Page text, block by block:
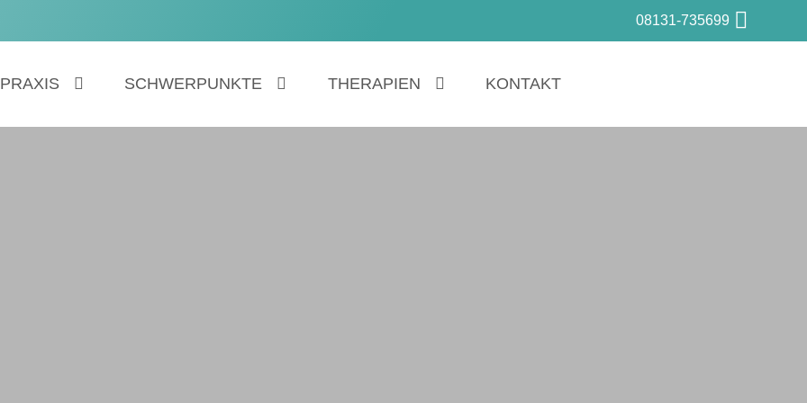
08131-735699
PRAXIS SCHWERPUNKTE THERAPIEN KONTAKT